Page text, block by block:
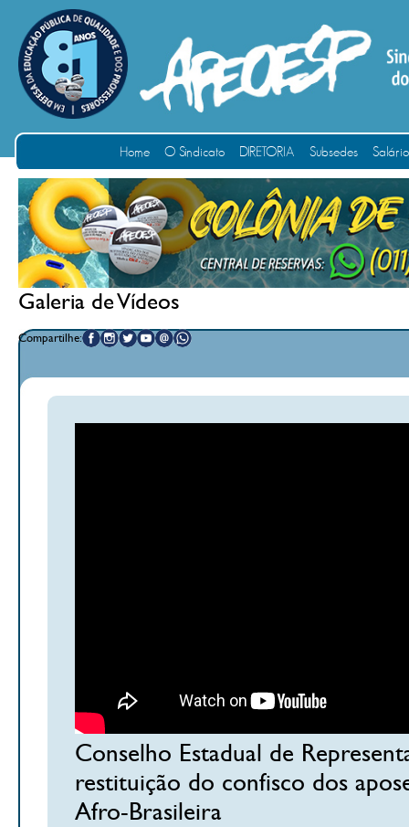
Home O Sindicato DIRETORIA Subsedes
Galeria de Vídeos
Compartilhe:
Conselho Estadual de
restituição do confisco dos
Afro-Brasileira